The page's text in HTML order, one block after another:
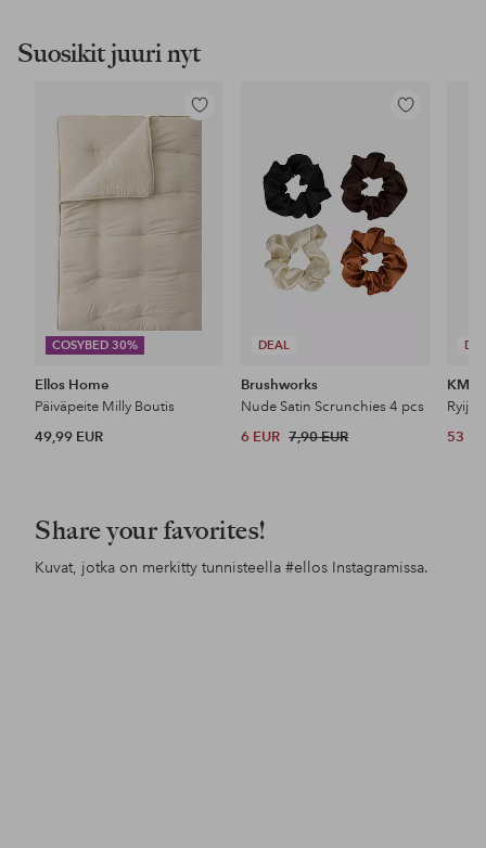
Suosikit juuri nyt
COSYBED 30%
Lisää
Ellos Home
Päiväpeite Milly Boutis
49,99 EUR
DEAL
Lisää
Brushworks
Nude Satin Scrunchies 4 pcs
6 EUR 7,90 EUR
KM
53
Share your favorites!
Kuvat, jotka on merkitty tunnisteella #ellos Instagramissa.